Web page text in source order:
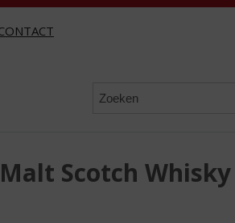
Scotch Whisky